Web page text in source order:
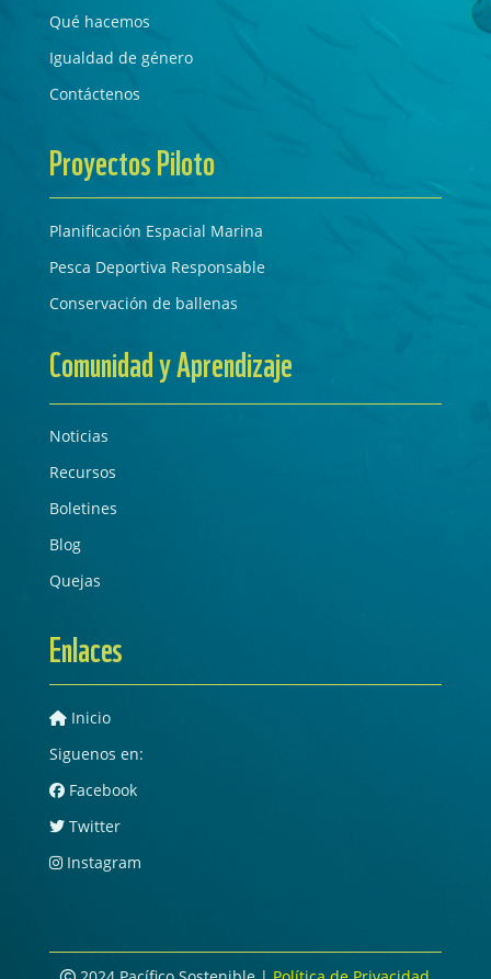
Qué hacemos
Igualdad de género
Contáctenos
Proyectos Piloto
Planificación Espacial Marina
Pesca Deportiva Responsable
Conservación de ballenas
Comunidad y Aprendizaje
Noticias
Recursos
Boletines
Blog
Quejas
Enlaces
Inicio
Siguenos en:
Facebook
Twitter
Instagram